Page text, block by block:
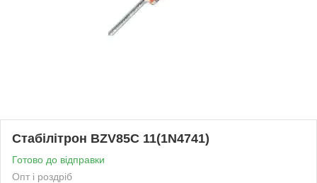
Стабілітрон BZV85C 11(1N4741)
Готово до відправки
Опт і роздріб